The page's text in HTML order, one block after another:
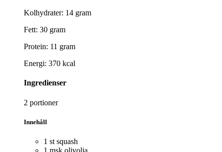
Kolhydrater: 14 gram
Fett: 30 gram
Protein: 11 gram
Energi: 370 kcal
Ingredienser
2 portioner
Innehåll
1 st squash
1 msk olivolja